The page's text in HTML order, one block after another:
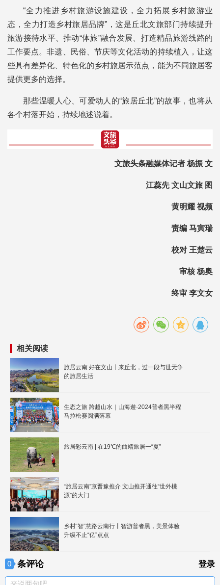
“全力推进乡村旅游设施建设，全力拓展乡村旅游业
态，全力打造乡村旅居品牌”，这是丘北文旅部门持续提升
旅游接待水平、推动“体旅”融合发展、打造精品旅游线路的
工作要点。非遗、民俗、节庆等文化活动的持续植入，让这
些具有差异化、特色化的乡村旅居示范点，能为不同旅居客
提供更多的选择。
那些温暖人心、可爱动人的“旅居丘北”的故事，也将从
各个村落开始，持续地述说着。
文旅头条融媒体记者 杨振 文
江蕊先 文山文旅 图
黄明耀 视频
责编 马寅瑞
校对 王楚云
审核 杨奥
终审 李文女
相关阅读
旅居云南 好在文山丨来丘北，过一段与世无争
的旅居生活
生态之旅 跨越山水｜山海遊·2024普者黑半程
马拉松赛圆满落幕
旅居彩云南 | 在19℃的曲靖旅居一“夏”
“旅居云南”京晋豫推介 文山推开通往“世外桃
源”的大门
乡村“智”慧路云南行丨智游普者黑，美景体验
升级不止“亿”点点
0 条评论 登录